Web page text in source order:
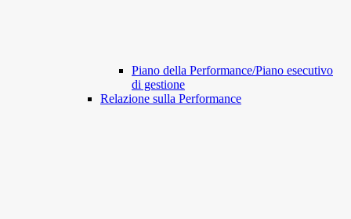
Piano della Performance/Piano esecutivo
di gestione
Relazione sulla Performance